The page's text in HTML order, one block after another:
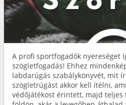
A profi sportfogadók nyereséget
szögletfogadás! Ehhez
labdarúgás szabálykönyvét, mit
szögletrúgást akkor kell ítélni,
védőjátékost érintett, majd teljes